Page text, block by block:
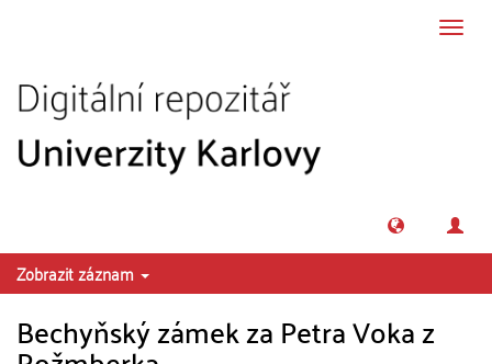
Zobrazit záznam
Bechyňský zámek za Petra Voka z